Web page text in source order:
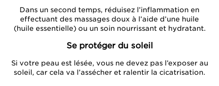
Dans un second temps, réduisez l’inflammation en
effectuant des massages doux à l’aide d’une huile
(huile essentielle) ou un soin nourrissant et hydratant.
Se protéger du soleil
Si votre peau est lésée, vous ne devez pas l’exposer au
soleil, car cela va l’assécher et ralentir la cicatrisation.